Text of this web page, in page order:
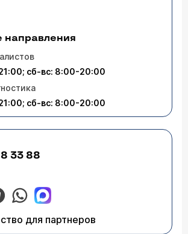
направления
сб-вс: 8:00-20:00
сб-вс: 8:00-20:00
33 88
для партнеров